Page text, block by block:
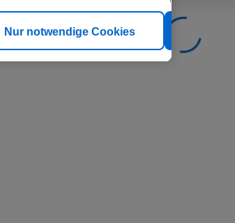
Cookie anpassen
Nur notwendige Cookies